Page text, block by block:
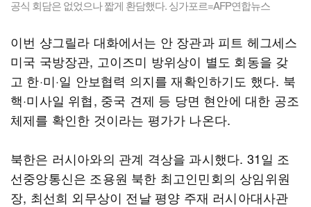
공식 회담은 없었으나 짧게 환담했다. 싱가포르=AFP연합뉴스
이번 샹그릴라 대화에서는 안 장관과 피트 헤그세스
미국 국방장관, 고이즈미 방위상이 별도 회동을 갖
고 한·미·일 안보협력 의지를 재확인하기도 했다. 북
핵·미사일 위협, 중국 견제 등 당면 현안에 대한 공조
체제를 확인한 것이라는 평가가 나온다.
북한은 러시아와의 관계 격상을 과시했다. 31일 조
선중앙통신은 조용원 북한 최고인민회의 상임위원
장, 최선희 외무상이 전날 평양 주재 러시아대사관